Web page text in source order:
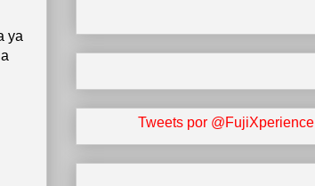
ya
Tweets por @FujiXperience